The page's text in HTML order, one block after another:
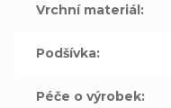
Vrchní materiál:
Podšívka:
Péče o výrobek: